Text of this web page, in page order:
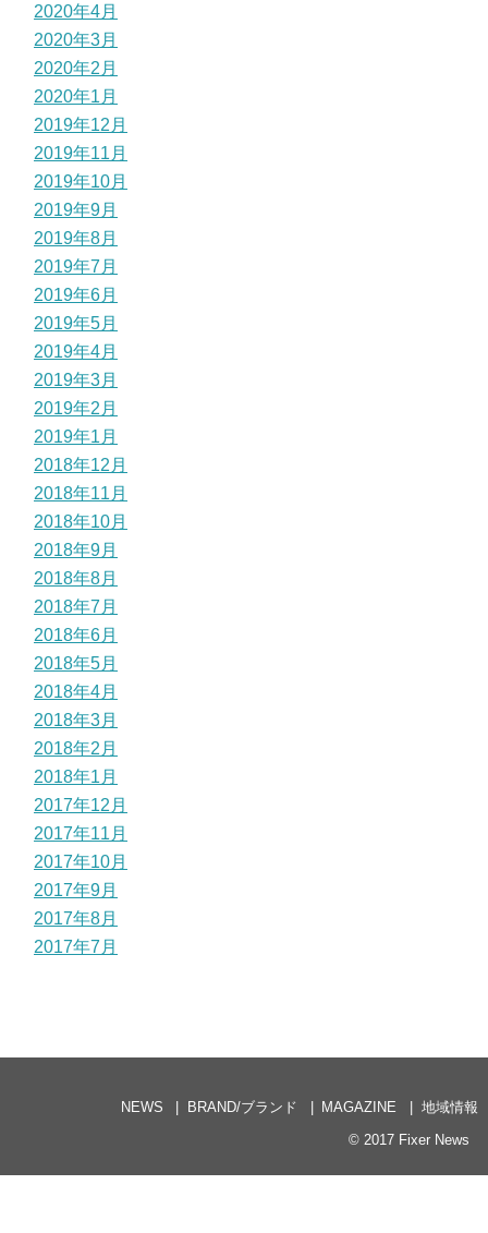
2020年4月
2020年3月
2020年2月
2020年1月
2019年12月
2019年11月
2019年10月
2019年9月
2019年8月
2019年7月
2019年6月
2019年5月
2019年4月
2019年3月
2019年2月
2019年1月
2018年12月
2018年11月
2018年10月
2018年9月
2018年8月
2018年7月
2018年6月
2018年5月
2018年4月
2018年3月
2018年2月
2018年1月
2017年12月
2017年11月
2017年10月
2017年9月
2017年8月
2017年7月
NEWS BRAND/ブランド MAGAZINE
地域情報
© 2017 Fixer News